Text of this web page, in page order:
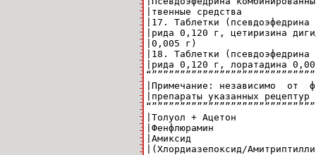
|твенные средства
|17. Таблетки
|рида 0,120 г, цетиризина
|0,005 г)
|18. Таблетки
|рида 0,120 г, лоратадина
|Примечание: независимо  от
|препараты указанных
|Толуол + Ацетон
|Фенфлюрамин
|Амиксид
|(Хлордиазепоксид/